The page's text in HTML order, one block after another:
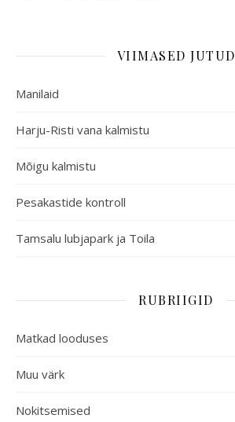
VIIMASED JUTUD
Manilaid
Harju-Risti vana kalmistu
Mõigu kalmistu
Pesakastide kontroll
Tamsalu lubjapark ja Toila
RUBRIIGID
Matkad looduses
Muu värk
Nokitsemised